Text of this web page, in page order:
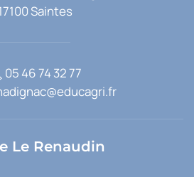
Saintes
05 46 74 32 77
Le Renaudin